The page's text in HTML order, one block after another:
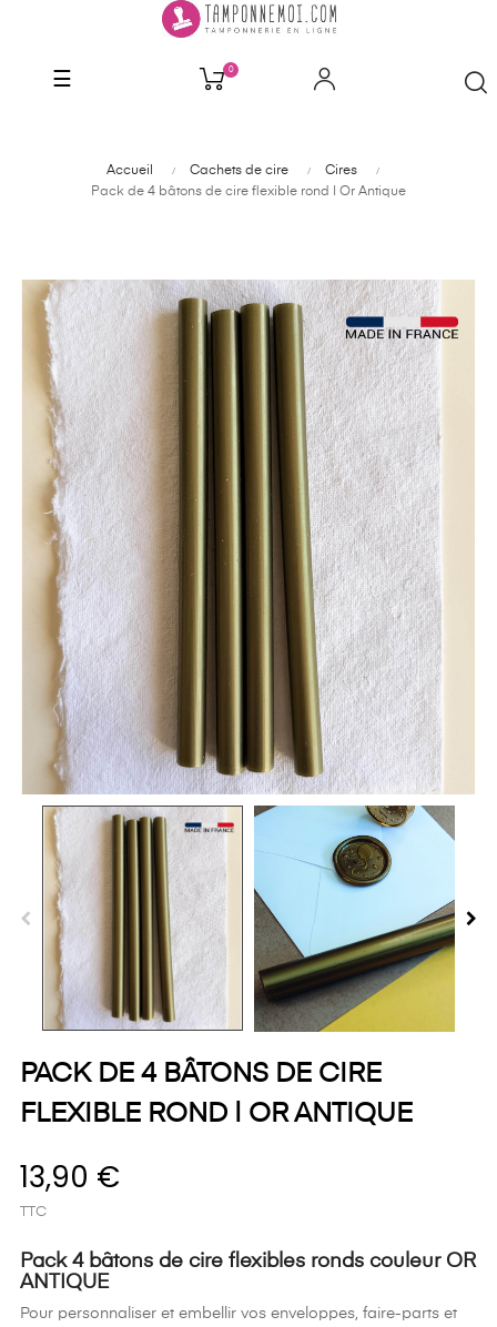
Basculer
☰ 0
Accueil Cachets de cire
Cires
Pack de 4 bâtons de cire flexible rond | Or Antique
PACK DE 4 BÂTONS DE CIRE
FLEXIBLE ROND | OR ANTIQUE
13,90 €
TTC
Pack 4 bâtons de cire flexibles ronds couleur OR
ANTIQUE
Pour personnaliser et embellir vos enveloppes, faire-parts et